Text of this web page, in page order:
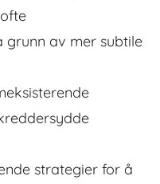
grunn av mer subtile
strategier for å